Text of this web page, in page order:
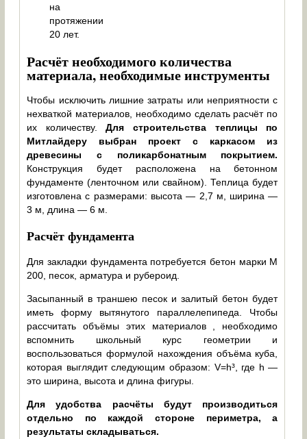
на
протяжении
20 лет.
Расчёт необходимого количества
материала, необходимые инструменты
Чтобы исключить лишние затраты или неприятности с
нехваткой материалов, необходимо сделать расчёт по
их количеству.Для строительства теплицы по
Митлайдеру выбран проект с каркасом из
древесины с поликарбонатным покрытием.
Конструкция будет расположена на бетонном
фундаменте (ленточном или свайном). Теплица будет
изготовлена с размерами: высота — 2,7 м, ширина —
3 м, длина — 6 м.
Расчёт фундамента
Для закладки фундамента потребуется бетон марки М
200, песок, арматура и рубероид.
Засыпанный в траншею песок и залитый бетон будет
иметь форму вытянутого параллелепипеда. Чтобы
рассчитать объёмы этих материалов , необходимо
вспомнить школьный курс геометрии и
воспользоваться формулой нахождения объёма куба,
которая выглядит следующим образом: V=h³, где h —
это ширина, высота и длина фигуры.
Для удобства расчёты будут производиться
отдельно по каждой стороне периметра, а
результаты складываться.